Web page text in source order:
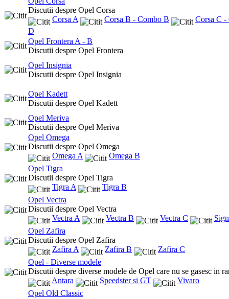
Discutii despre Opel Corsa
Corsa A
Corsa B - Combo B
Corsa C -
D
Opel Frontera A - B
Discutii despre Opel Frontera
Opel Insignia
Discutii despre Opel Insignia
Opel Kadett
Discutii despre Opel Kadett
Opel Meriva
Discutii despre Opel Meriva
Opel Omega
Discutii despre Opel Omega
Omega A
Omega B
Opel Tigra
Discutii despre Opel Tigra
Tigra A
Tigra B
Opel Vectra
Discutii despre Opel Vectra
Vectra A
Vectra B Vectra C
Opel Zafira
Discutii despre Opel Zafira
Zafira A
Zafira B
Zafira C
Opel - Diverse modele
Discutii despre diverse modele de Opel care nu se gasesc in
Antara
Speedster si GT
Vivaro
Opel Old Classic